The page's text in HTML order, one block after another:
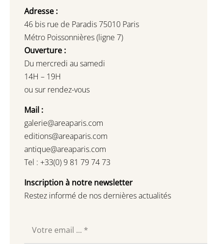
Adresse :
46 bis rue de Paradis 75010 Paris
Métro Poissonnières (ligne 7)
Ouverture :
Du mercredi au samedi
14H – 19H
ou sur rendez-vous
Mail :
galerie@areaparis.com
editions@areaparis.com
antique@areaparis.com
Tel : +33(0) 9 81 79 74 73
Inscription à notre newsletter
Restez informé de nos dernières actualités